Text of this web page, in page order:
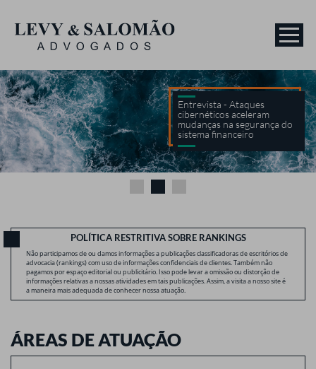
Entrevista - Ataques
cibernéticos aceleram
mudanças na segurança do
sistema financeiro
POLÍTICA RESTRITIVA SOBRE RANKINGS
Não participamos de ou damos informações a publicações classificadoras de escritórios de
advocacia (rankings) com uso de informações confidenciais de clientes. Também não
pagamos por espaço editorial ou publicitário. Isso pode levar a omissão ou distorção de
informações relativas a nossas atividades em tais publicações. Assim, a visita a nosso site é
a maneira mais adequada de conhecer nossa atuação.
ÁREAS DE ATUAÇÃO